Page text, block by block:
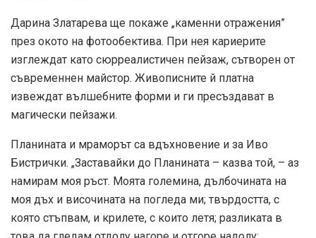
Дарина Златарева ще покаже „каменни отражения”
през окото на фотообектива. При нея кариерите
изглеждат като сюрреалистичен пейзаж, сътворен от
съвременнен майстор. Живописните й платна
извеждат вълшебните форми и ги пресъздават в
магически пейзажи.
Планината и мраморът са вдъхновение и за Иво
Бистрички. „Заставайки до Планината – казва той, – аз
намирам моя ръст. Моята големина, дълбочината на
моя дъх и височината на погледа ми; твърдостта, с
която стъпвам, и крилете, с които летя; разликата в